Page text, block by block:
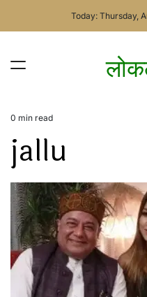
Today: Thursday,
Estimated
time
0 min read
jallu